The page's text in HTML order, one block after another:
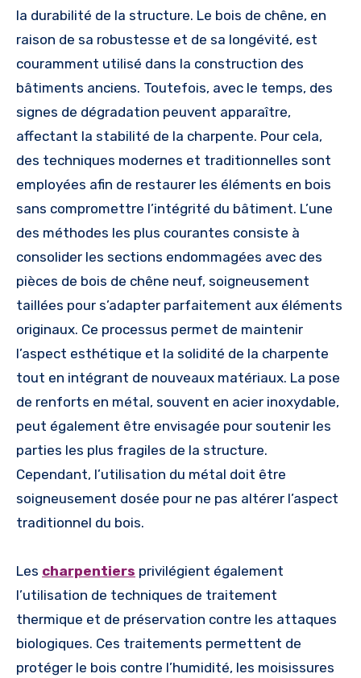
la durabilité de la structure. Le bois de chêne, en
raison de sa robustesse et de sa longévité, est
couramment utilisé dans la construction des
bâtiments anciens. Toutefois, avec le temps, des
signes de dégradation peuvent apparaître,
affectant la stabilité de la charpente. Pour cela,
des techniques modernes et traditionnelles sont
employées afin de restaurer les éléments en bois
sans compromettre l’intégrité du bâtiment. L’une
des méthodes les plus courantes consiste à
consolider les sections endommagées avec des
pièces de bois de chêne neuf, soigneusement
taillées pour s’adapter parfaitement aux éléments
originaux. Ce processus permet de maintenir
l’aspect esthétique et la solidité de la charpente
tout en intégrant de nouveaux matériaux. La pose
de renforts en métal, souvent en acier inoxydable,
peut également être envisagée pour soutenir les
parties les plus fragiles de la structure.
Cependant, l’utilisation du métal doit être
soigneusement dosée pour ne pas altérer l’aspect
traditionnel du bois.
Les charpentiers privilégient également
l’utilisation de techniques de traitement
thermique et de préservation contre les attaques
biologiques. Ces traitements permettent de
protéger le bois contre l’humidité, les moisissures